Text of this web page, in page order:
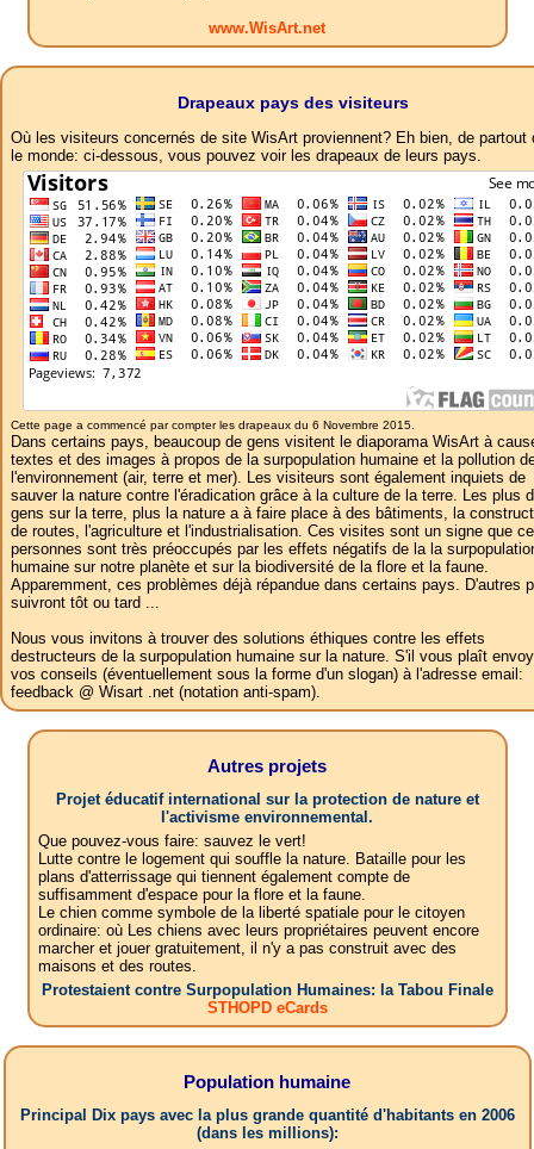
www.WisArt.net
Drapeaux pays des visiteurs
Où les visiteurs concernés de site WisArt proviennent? Eh bien, de partout
le monde: ci-dessous, vous pouvez voir les drapeaux de leurs pays.
Cette page a commencé par compter les drapeaux du 6 Novembre 2015.
Dans certains pays, beaucoup de gens visitent le diaporama WisArt à
textes et des images à propos de la surpopulation humaine et la pollution
l'environnement (air, terre et mer). Les visiteurs sont également inquiets de
sauver la nature contre l'éradication grâce à la culture de la terre. Les plus
gens sur la terre, plus la nature a à faire place à des bâtiments, la
de routes, l'agriculture et l'industrialisation. Ces visites sont un signe que
personnes sont très préoccupés par les effets négatifs de la la
humaine sur notre planète et sur la biodiversité de la flore et la faune.
Apparemment, ces problèmes déjà répandue dans certains pays. D'autres
suivront tôt ou tard ...
Nous vous invitons à trouver des solutions éthiques contre les effets
destructeurs de la surpopulation humaine sur la nature. S'il vous plaît
vos conseils (éventuellement sous la forme d'un slogan) à l'adresse email:
feedback @ Wisart .net (notation anti-spam).
Autres projets
Projet éducatif international sur la protection de nature et
l'activisme environnemental.
Que pouvez-vous faire: sauvez le vert!
Lutte contre le logement qui souffle la nature. Bataille pour les
plans d'atterrissage qui tiennent également compte de
suffisamment d'espace pour la flore et la faune.
Le chien comme symbole de la liberté spatiale pour le citoyen
ordinaire: où Les chiens avec leurs propriétaires peuvent encore
marcher et jouer gratuitement, il n'y a pas construit avec des
maisons et des routes.
Protestaient contre Surpopulation Humaines: la Tabou Finale
STHOPD eCards
Population humaine
Principal Dix pays avec la plus grande quantité d'habitants en 2006
(dans les millions):